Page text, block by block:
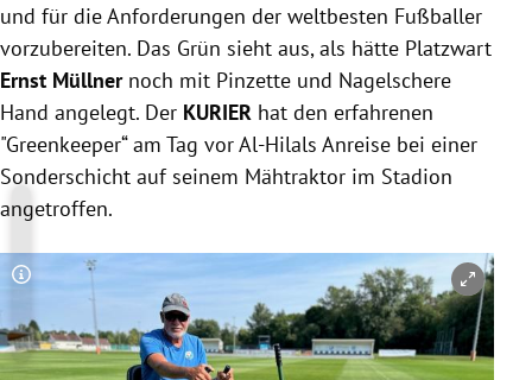
und für die Anforderungen der weltbesten Fußballer
vorzubereiten. Das Grün sieht aus, als hätte Platzwart
Ernst Müllnernoch mit Pinzette und Nagelschere
Hand angelegt. Der KURIER hat den erfahrenen
"Greenkeeper“ am Tag vor Al-Hilals Anreise bei einer
Sonderschicht auf seinem Mähtraktor im Stadion
angetroffen.
Copyright-Hinweis öffnen/schließen